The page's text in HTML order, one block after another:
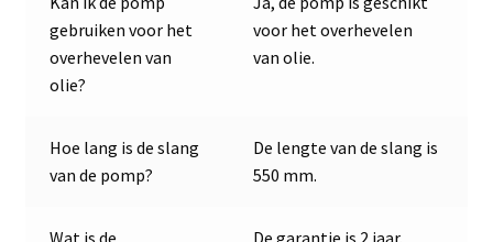
gebruiken voor het
overhevelen van
olie?
voor het overhevelen
van olie.
Hoe lang is de slang
van de pomp?
De lengte van de slang is
550 mm.
Wat is de
De garantie is 2 jaar.